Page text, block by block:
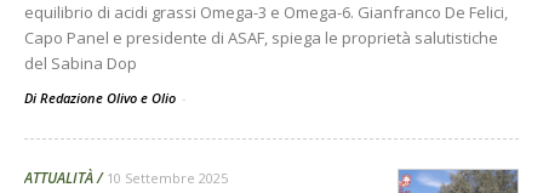
equilibrio di acidi grassi Omega-3 e Omega-6. Gianfranco De Felici,
Capo Panel e presidente di ASAF, spiega le proprietà salutistiche
del Sabina Dop
Di Redazione Olivo e Olio -
ATTUALITÀ 10 Settembre 2025